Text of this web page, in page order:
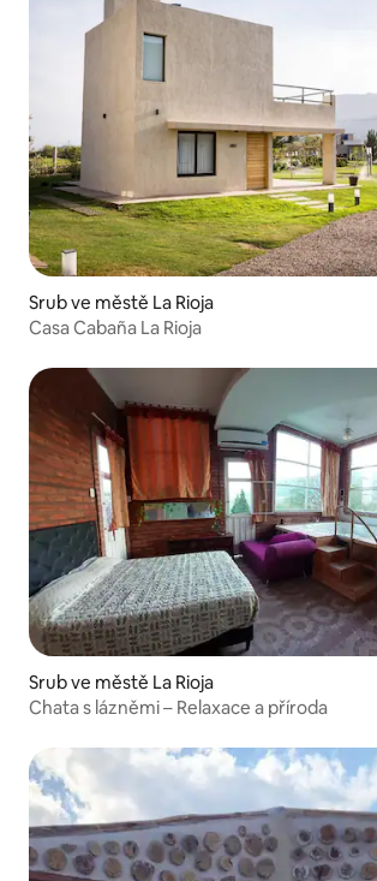
Srub ve městě La Rioja
Casa Cabaña La Rioja
Srub ve městě La Rioja
Chata s lázněmi – Relaxace a příroda